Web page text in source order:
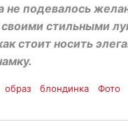
не подевалось
стильными
стоит носить
образ блондинка Фото